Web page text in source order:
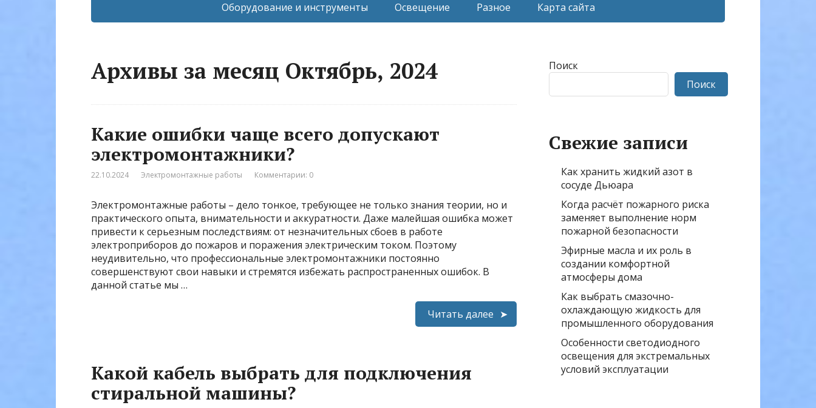
Оборудование и инструменты Освещение Разное Карта сайта
Архивы за месяц Октябрь, 2024
Какие ошибки чаще всего допускают
электромонтажники?
22.10.2024 Электромонтажные работы Комментарии: 0
Электромонтажные работы – дело тонкое, требующее не только знания теории, но и
практического опыта, внимательности и аккуратности. Даже малейшая ошибка может
привести к серьезным последствиям: от незначительных сбоев в работе
электроприборов до пожаров и поражения электрическим током. Поэтому
неудивительно, что профессиональные электромонтажники постоянно
совершенствуют свои навыки и стремятся избежать распространенных ошибок. В
данной статье мы …
Читать далее
Какой кабель выбрать для подключения
стиральной машины?
Поиск
Поиск
Свежие записи
Как хранить жидкий азот в
сосуде Дьюара
Когда расчёт пожарного риска
заменяет выполнение норм
пожарной безопасности
Эфирные масла и их роль в
создании комфортной
атмосферы дома
Как выбрать смазочно-
охлаждающую жидкость для
промышленного оборудования
Особенности светодиодного
освещения для экстремальных
условий эксплуатации